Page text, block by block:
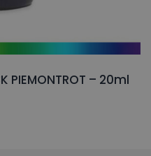
PIEMONTROT – 20ml